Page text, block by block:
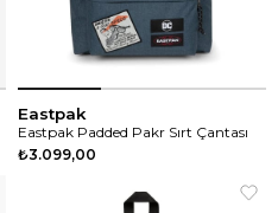
Eastpak
Eastpak Padded Pakr Sırt Çantası
₺3.099,00